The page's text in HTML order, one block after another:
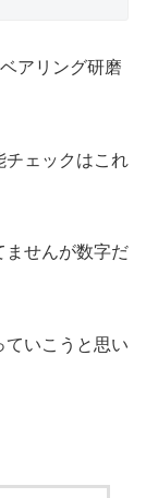
アリング研磨
チェックはこれ
ませんが数字だ
ていこうと思い